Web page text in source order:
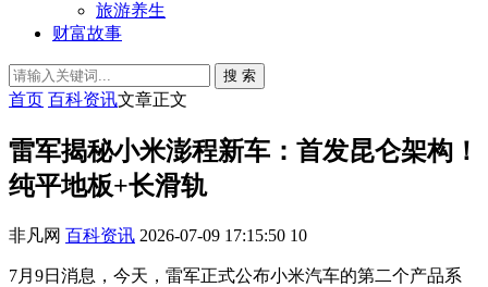
旅游养生
财富故事
搜 索
首页 百科资讯文章正文
雷军揭秘小米澎程新车：首发昆仑架构！
纯平地板+长滑轨
非凡网 百科资讯 2026-07-09 17:15:50 10
7月9日消息，今天，雷军正式公布小米汽车的第二个产品系